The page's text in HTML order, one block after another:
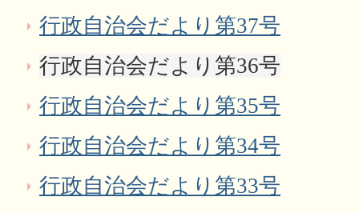
行政自治会だより第37号
行政自治会だより第36号
行政自治会だより第35号
行政自治会だより第34号
行政自治会だより第33号